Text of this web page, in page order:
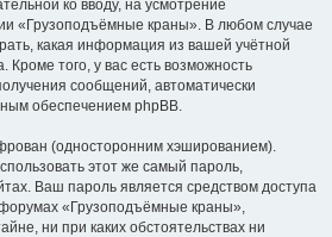
ко вводу, на усмотрение
«Грузоподъёмные краны». В любом случае
какая информация из вашей учётной
Кроме того, у вас есть возможность
сообщений, автоматически
обеспечением phpBB.
(односторонним хэшированием).
этот же самый пароль,
Ваш пароль является средством доступа
«Грузоподъёмные краны»,
ни при каких обстоятельствах ни